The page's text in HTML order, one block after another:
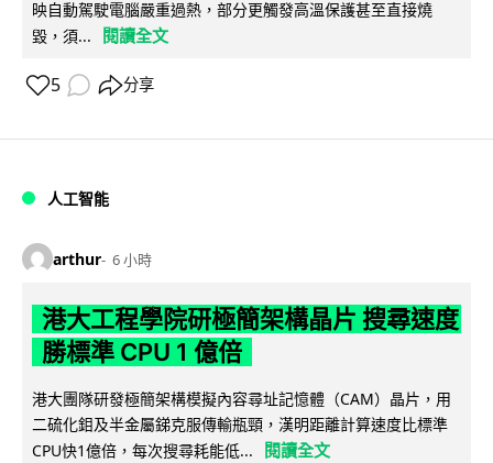
映自動駕駛電腦嚴重過熱，部分更觸發高溫保護甚至直接燒
毀，須...
閱讀全文
5 分享
人工智能
arthur 6 小時
港大工程學院研極簡架構晶片 搜尋速度
勝標準 CPU 1 億倍
港大團隊研發極簡架構模擬內容尋址記憶體（CAM）晶片，用
二硫化鉬及半金屬銻克服傳輸瓶頸，漢明距離計算速度比標準
CPU快1億倍，每次搜尋耗能低...
閱讀全文